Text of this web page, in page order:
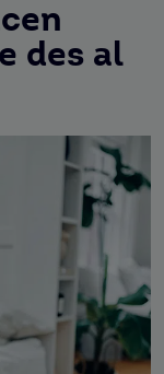
des al